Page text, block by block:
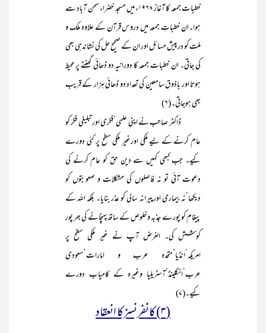
خطبات جمعہ کا آغاز ۱۹۶۸ء میں مسجد خضراء سمن آباد سے
ہوا۔ان خطباتِ جمعہ میں دروس قرآن کے علاوہ ملک و
ملت کو درپیش مسائل اور ان کے صحیح حل کی نشاندہی بھی
کی جاتی۔ ان خطبات جمعہ کا دورانیہ دو ڈھائی گھنٹے پر محیط
ہوتا اور باذوق سامعین کی تعداد دو ڈھائی ہزار کے قریب
بھی ہوجاتی۔(۶)
ڈاکٹر صاحب نے اپنی علمی‘فکری اور تبلیغی فکر کو
عام کرنے کے لیے ملکی اورغیر ملکی سطح پر کئی دورے
کیے۔ جب کبھی کہیں سے دین حق کو عام کرنے کی
دعوت آئی تو نہ فاصلوں کی مشکلات و صعوبتوں کو
دیکھا‘نہ بیماری اورپیرانہ سالی کو عذر بنایا۔ بلکہ اللہ کے
پیغام کو پورے جذبہ و خلوص کے ساتھ پہنچانے کی بھر پور
کوشش کی۔ الغرض آپ نے غیر ملکی سطح پر
امریکہ‘انڈیا‘متحدہ عرب و امارات‘سعودی
عرب‘انگلینڈ‘آسٹریلیا وغیرہ کے کامیاب دورے
کیے۔(۷)
(۳) کانفرنسز کا انعقاد